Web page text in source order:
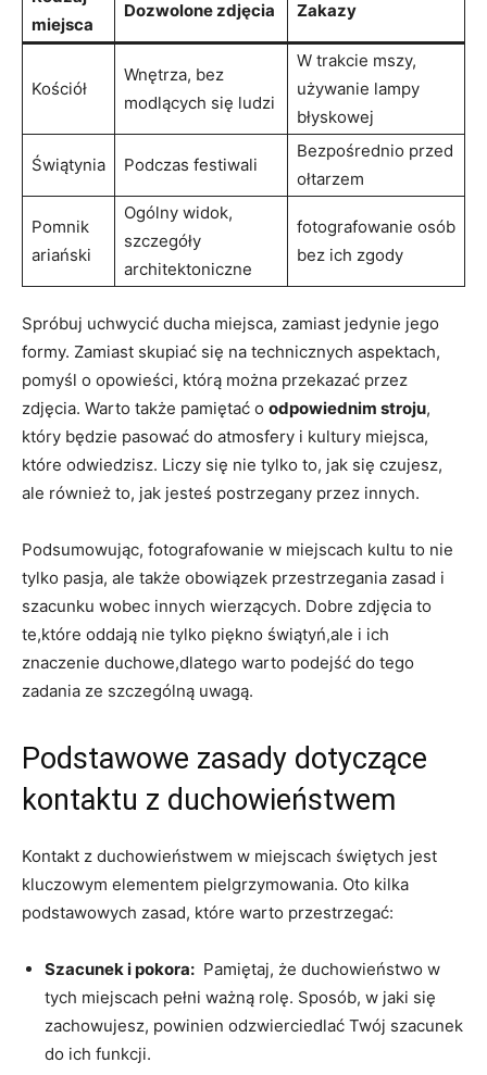
miejsca
Dozwolone zdjęcia Zakazy
Kościół
Wnętrza, bez
modlących się ludzi
W trakcie mszy,
używanie ⁤lampy
błyskowej
Świątynia Podczas‍ festiwali
Bezpośrednio przed
ołtarzem
Pomnik
ariański
Ogólny widok,
‌szczegóły
architektoniczne
fotografowanie osób
bez ⁢ich zgody
Spróbuj uchwycić ⁢ducha miejsca, zamiast jedynie jego
‌formy. Zamiast skupiać się ‌na technicznych aspektach,
pomyśl o opowieści, którą można przekazać przez‍
zdjęcia. Warto także pamiętać o odpowiednim stroju,
który będzie pasować​ do atmosfery i ‍kultury‍ miejsca,
które odwiedzisz. Liczy się nie tylko to, jak się​ czujesz,
ale również to, jak jesteś ⁤postrzegany przez innych.
Podsumowując, fotografowanie w miejscach⁤ kultu to nie
tylko pasja, ale także obowiązek‌ przestrzegania zasad i
szacunku wobec innych ‍wierzących.‍ Dobre ‌zdjęcia to
te,które oddają‌ nie​ tylko ⁣piękno świątyń,ale i ich‍
znaczenie duchowe,dlatego warto podejść do tego
zadania ze szczególną ⁤uwagą.
Podstawowe zasady dotyczące
kontaktu‌ z duchowieństwem
Kontakt z duchowieństwem w ‍miejscach⁤ świętych jest
kluczowym ‍elementem pielgrzymowania. Oto kilka
⁤podstawowych zasad, które warto przestrzegać:
Szacunek ​i pokora: ⁤ Pamiętaj, że‌ duchowieństwo ⁤w
tych miejscach​ pełni‍ ważną rolę. Sposób, w jaki się
zachowujesz,⁣ powinien ‌odzwierciedlać​ Twój ‍szacunek‌
do ich ⁣funkcji.